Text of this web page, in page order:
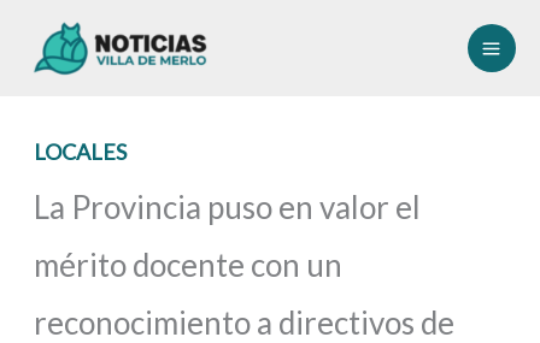
LOCALES
La Provincia puso en valor el
mérito docente con un
reconocimiento a directivos de